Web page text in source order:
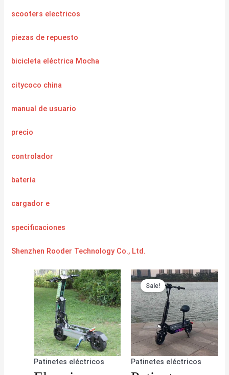
scooters electricos
piezas de repuesto
bicicleta eléctrica Mocha
citycoco china
manual de usuario
precio
controlador
batería
cargador e
specificaciones
Shenzhen Rooder Technology Co., Ltd.
Patinetes eléctricos
Sale!
Patinetes eléctricos